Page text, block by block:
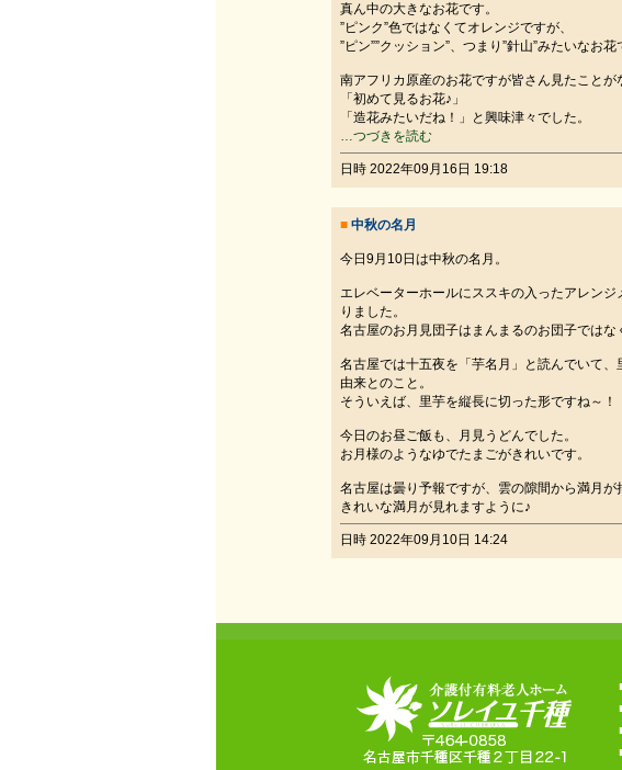
真ん中の大きなお花です。
”ピンク”色ではなくてオレンジですが、
”ピン””クッション”、つまり”針山”みたいなお花
南アフリカ原産のお花ですが皆さん見たことが
「初めて見るお花♪」
「造花みたいだね！」と興味津々でした。
…つづきを読む
日時 2022年09月16日 19:18
■ 中秋の名月
今日9月10日は中秋の名月。
エレベーターホールにススキの入ったアレン
りました。
名古屋のお月見団子はまんまるのお団子ではな
名古屋では十五夜を「芋名月」と読んでいて
由来とのこと。
そういえば、里芋を縦長に切った形ですね～！
今日のお昼ご飯も、月見うどんでした。
お月様のようなゆでたまごがきれいです。
名古屋は曇り予報ですが、雲の隙間から満月が
きれいな満月が見れますように♪
日時 2022年09月10日 14:24